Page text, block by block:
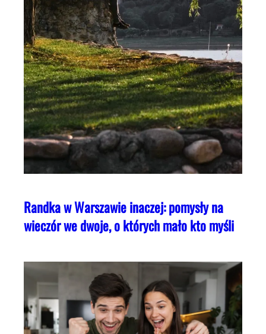
Randka w Warszawie inaczej: pomysły na
wieczór we dwoje, o których mało kto myśli